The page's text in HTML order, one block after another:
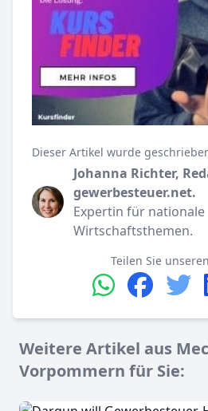
Dieser Artikel wurde
Johanna Richter,
gewerbesteuer.net.
Expertin für nationale
Wirtschaftsthemen.
Teilen Sie
Weitere Artikel aus
Vorpommern für Sie: